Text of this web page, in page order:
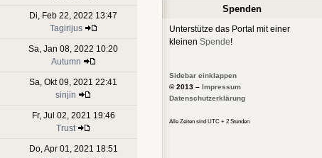
Di, Feb 22, 2022 13:47
Tagirijus
Sa, Jan 08, 2022 10:20
Autumn
Sa, Okt 09, 2021 22:41
sinjin
Fr, Jul 02, 2021 19:46
Trust
Do, Apr 01, 2021 18:51
Spenden
Unterstütze das Portal mit einer
kleinen Spende!
Sidebar einklappen
© 2013 – Impressum
Datenschutzerklärung
Alle Zeiten sind UTC + 2 Stunden